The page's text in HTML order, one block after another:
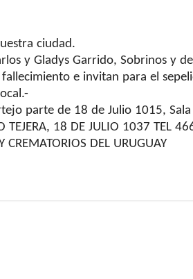
ciudad.
y Gladys Garrido, Sobrinos y
e invitan para el
parte de 18 de Julio 1015, Sala
TEJERA, 18 DE JULIO 1037 TEL
CREMATORIOS DEL URUGUAY